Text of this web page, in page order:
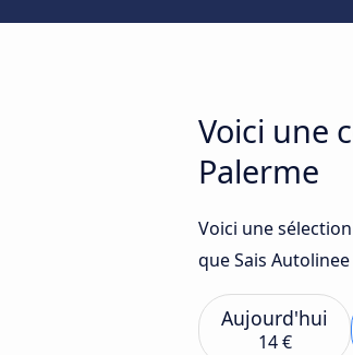
Voici une
Palerme
Voici une
que Sais Autolinee
Aujourd'hui
14 €